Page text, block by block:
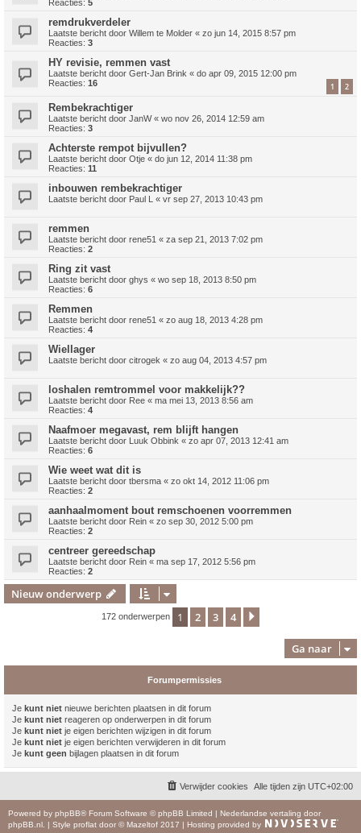
Reacties: 5
remdrukverdeler
Laatste bericht door Willem te Molder « zo jun 14, 2015 8:57 pm
Reacties: 3
HY revisie, remmen vast
Laatste bericht door Gert-Jan Brink « do apr 09, 2015 12:00 pm
Reacties: 16 1 2
Rembekrachtiger
Laatste bericht door JanW« wo nov 26, 2014 12:59 am
Reacties: 3
Achterste rempot bijvullen?
Laatste bericht door Otje « do jun 12, 2014 11:38 pm
Reacties: 11
inbouwen rembekrachtiger
Laatste bericht door Paul L « vr sep 27, 2013 10:43 pm
remmen
Laatste bericht door rene51 « za sep 21, 2013 7:02 pm
Reacties: 2
Ring zit vast
Laatste bericht door ghys « wo sep 18, 2013 8:50 pm
Reacties: 6
Remmen
Laatste bericht door rene51 « zo aug 18, 2013 4:28 pm
Reacties: 4
Wiellager
Laatste bericht door citrogek « zo aug 04, 2013 4:57 pm
loshalen remtrommel voor makkelijk??
Laatste bericht door Ree « ma mei 13, 2013 8:56 am
Reacties: 4
Naafmoer megavast, rem blijft hangen
Laatste bericht door Luuk Obbink « zo apr 07, 2013 12:41 am
Reacties: 6
Wie weet wat dit is
Laatste bericht door tbersma « zo okt 14, 2012 11:06 pm
Reacties: 2
aanhaalmoment bout remschoenen voorremmen
Laatste bericht door Rein « zo sep 30, 2012 5:00 pm
Reacties: 2
centreer gereedschap
Laatste bericht door Rein « ma sep 17, 2012 5:56 pm
Reacties: 2
Nieuw onderwerp
172 onderwerpen 1 2 3 4
Ga naar
Forumpermissies
Je kunt niet nieuwe berichten plaatsen in dit forum
Je kunt niet reageren op onderwerpen in dit forum
Je kunt niet je eigen berichten wijzigen in dit forum
Je kunt niet je eigen berichten verwijderen in dit forum
Je kunt geen bijlagen plaatsen in dit forum
Alle tijden zijn UTC+02:00
Verwijder cookies
Powered by phpBB® Forum Software © phpBB Limited | Nederlandse vertaling door
phpBB.nl
| Style proflat door © Mazeltof 2017 | Hosting provided by